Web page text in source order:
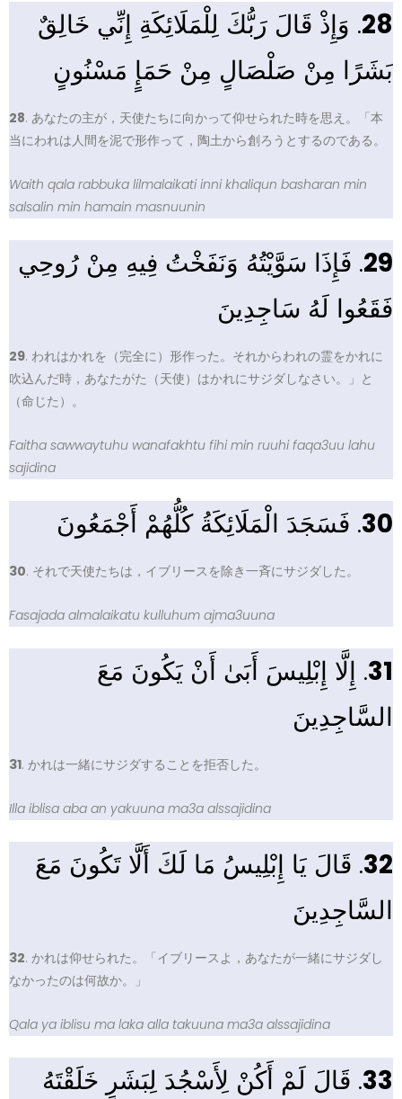
28. وَإِذْ قَالَ رَبُّكَ لِلْمَلَائِكَةِ إِنِّي خَالِقٌ
بَشَرًا مِنْ صَلْصَالٍ مِنْ حَمَإٍ مَسْنُونٍ
28. あなたの主が，天使たちに向かって仰せられた時を思え。「本
当にわれは人間を泥で形作って，陶土から創ろうとするのである。
Waith qala rabbuka lilmalaikati inni khaliqun basharan min
salsalin min hamain masnuunin
29. فَإِذَا سَوَّيْتُهُ وَنَفَخْتُ فِيهِ مِنْ رُوحِي
فَقَعُوا لَهُ سَاجِدِينَ
29. われはかれを（完全に）形作った。それからわれの霊をかれに
吹込んだ時，あなたがた（天使）はかれにサジダしなさい。」と
（命じた）。
Faitha sawwaytuhu wanafakhtu fihi min ruuhi faqa3uu lahu
sajidina
30. فَسَجَدَ الْمَلَائِكَةُ كُلُّهُمْ أَجْمَعُونَ
30. それで天使たちは，イブリースを除き一斉にサジダした。
Fasajada almalaikatu kulluhum ajma3uuna
31. إِلَّا إِبْلِيسَ أَبَىٰ أَنْ يَكُونَ مَعَ
السَّاجِدِينَ
31. かれは一緒にサジダすることを拒否した。
Illa iblisa aba an yakuuna ma3a alssajidina
32. قَالَ يَا إِبْلِيسُ مَا لَكَ أَلَّا تَكُونَ مَعَ
السَّاجِدِينَ
32. かれは仰せられた。「イブリースよ，あなたが一緒にサジダし
なかったのは何故か。」
Qala ya iblisu ma laka alla takuuna ma3a alssajidina
33. قَالَ لَمْ أَكُنْ لِأَسْجُدَ لِبَشَرٍ خَلَقْتَهُ